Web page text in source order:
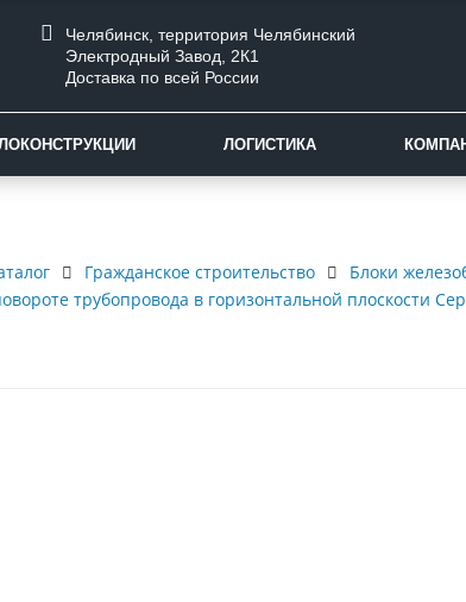
Челябинск, территория Челябинский
Электродный Завод, 2К1
Доставка по всей России
ЛОГИСТИКА
Гражданское строительство
Блоки
трубопровода в горизонтальной плоскости